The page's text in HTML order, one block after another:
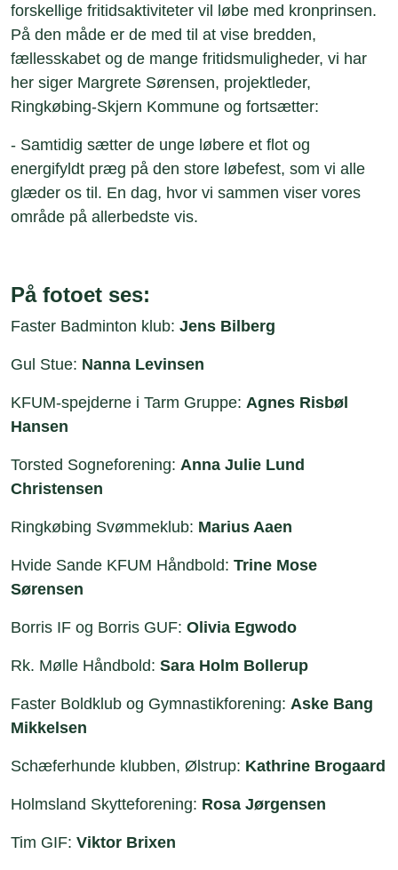
forskellige fritidsaktiviteter vil løbe med kronprinsen.
På den måde er de med til at vise bredden,
fællesskabet og de mange fritidsmuligheder, vi har
her siger Margrete Sørensen, projektleder,
Ringkøbing-Skjern Kommune og fortsætter:
- Samtidig sætter de unge løbere et flot og
energifyldt præg på den store løbefest, som vi alle
glæder os til. En dag, hvor vi sammen viser vores
område på allerbedste vis.
På fotoet ses:
Faster Badminton klub: Jens Bilberg
Gul Stue: Nanna Levinsen
KFUM-spejderne i Tarm Gruppe: Agnes Risbøl
Hansen
Torsted Sogneforening: Anna Julie Lund
Christensen
Ringkøbing Svømmeklub: Marius Aaen
Hvide Sande KFUM Håndbold: Trine Mose
Sørensen
Borris IF og Borris GUF: Olivia Egwodo
Rk. Mølle Håndbold: Sara Holm Bollerup
Faster Boldklub og Gymnastikforening: Aske Bang
Mikkelsen
Schæferhunde klubben, Ølstrup: Kathrine Brogaard
Holmsland Skytteforening: Rosa Jørgensen
Tim GIF: Viktor Brixen